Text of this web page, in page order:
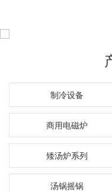
制冷设备
商用电磁炉
矮汤炉系列
汤锅摇锅